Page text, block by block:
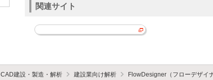
関連サイト
CAD建設・製造・解析 建設業向け解析 FlowDesigner（フローデザイ